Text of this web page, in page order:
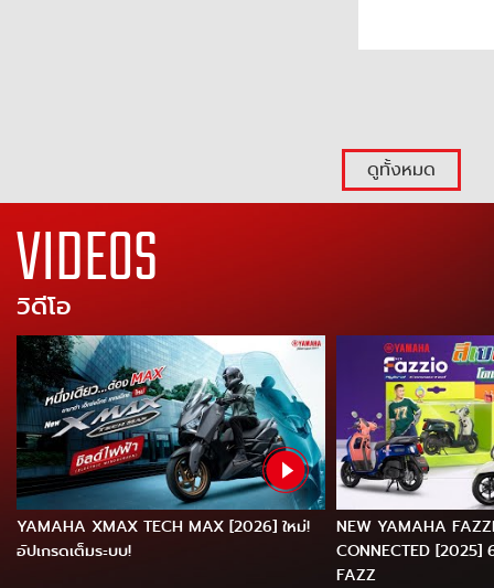
ดูทั้งหมด
VIDEOS
วิดีโอ
YAMAHA XMAX TECH MAX [2026] ใหม่!
อัปเกรดเต็มระบบ!
NEW YAMAHA
CONNECTED [2025]
FAZZ